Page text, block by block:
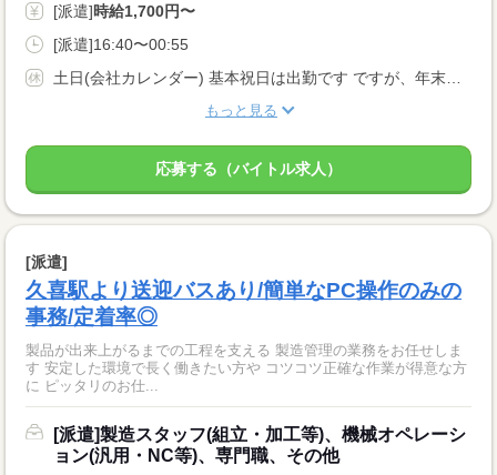
[派遣]時給1,700円〜
[派遣]16:40〜00:55
もっと見る
応募する（バイトル求人）
[派遣]
久喜駅より送迎バスあり/簡単なPC操作のみの
事務/定着率◎
製品が出来上がるまでの工程を支える 製造管理の業務をお任せしま
す 安定した環境で長く働きたい方や コツコツ正確な作業が得意な方
に ピッタリのお仕...
[派遣]製造スタッフ(組立・加工等)、機械オペレーシ
ョン(汎用・NC等)、専門職、その他